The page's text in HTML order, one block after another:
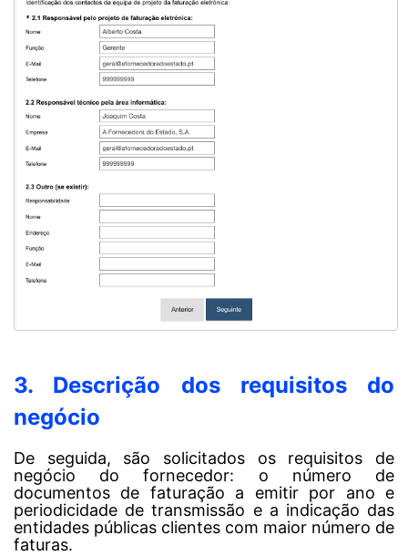
3. Descrição dos requisitos do
negócio
De seguida, são solicitados os requisitos de
negócio do fornecedor: o número de
documentos de faturação a emitir por ano e
periodicidade de transmissão e a indicação das
entidades públicas clientes com maior número de
faturas.